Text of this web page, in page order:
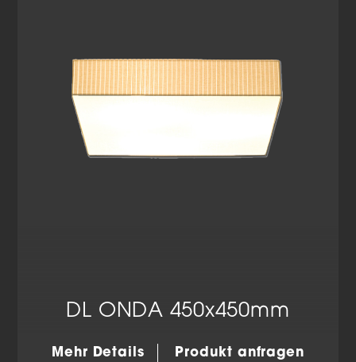
DL ONDA 450x450mm
Mehr Details Produkt anfragen